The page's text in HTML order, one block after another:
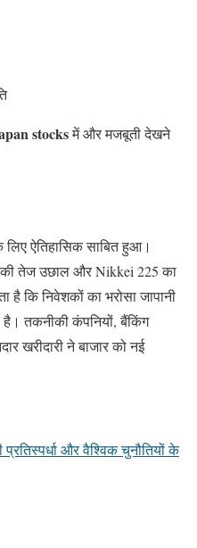
stocksमें और मजबूती देखने
लिए ऐतिहासिक साबित हुआ।
तेज उछाल और Nikkei 225 का
है कि निवेशकों का भरोसा जापानी
है। तकनीकी कंपनियों, बैंकिंग
खरीदारी ने बाजार को नई
और वैश्विक चुनौतियों के